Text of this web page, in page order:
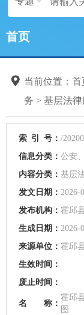
首页
当前位置： 首
务 > 基层法
索 引 号： /
信息分类： 公安
内容分类： 基层
发文日期： 2026-
发布机构： 霍邱
生成日期： 2026-
来源单位： 霍邱
生效时间：
废止时间：
名 称：
霍邱
图